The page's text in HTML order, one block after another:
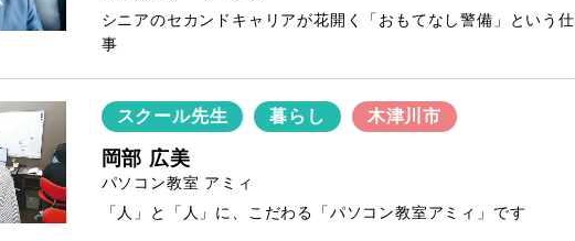
シニアのセカンドキャリアが花開く「おもてなし警備」という仕
事
スクール先生 暮らし 木津川市
岡部 広美
パソコン教室 アミィ
「人」と「人」に、こだわる「パソコン教室アミィ」です